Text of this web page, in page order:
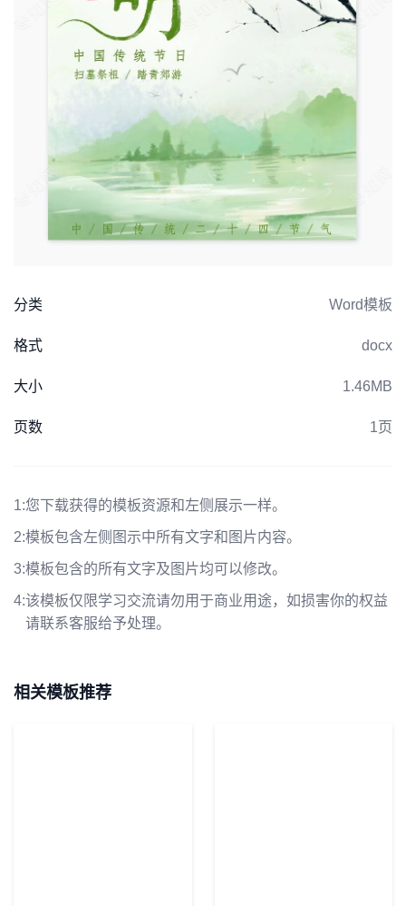
分类 Word模板
格式 docx
大小 1.46MB
页数 1页
1:您下载获得的模板资源和左侧展示一样。
2:模板包含左侧图示中所有文字和图片内容。
3:模板包含的所有文字及图片均可以修改。
4:该模板仅限学习交流请勿用于商业用途，如损害你的权益
请联系客服给予处理。
相关模板推荐